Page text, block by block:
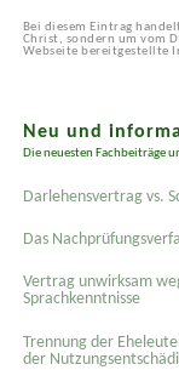
Bei diesem Eintrag
Christ, sondern um vom
Webseite bereitgestellte
Neu und
Die neuesten Fachbeiträge
Darlehensvertrag vs.
Das
Vertrag unwirksam
Sprachkenntnisse
Trennung der
der